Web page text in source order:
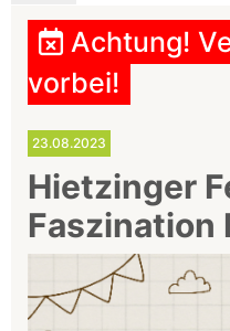
Achtung!
vorbei!
23.08.2023
Hietzinger
Faszination